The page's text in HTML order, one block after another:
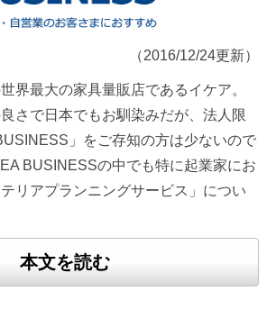
（2016/12/24更新）
界最大の家具量販店であるイケア。
さで日本でもお馴染みだが、法人限
」をご存知の方は少ないので
BUSINESSの中でも特に起業家にお
リアプランニングサービス」につい
本文を読む